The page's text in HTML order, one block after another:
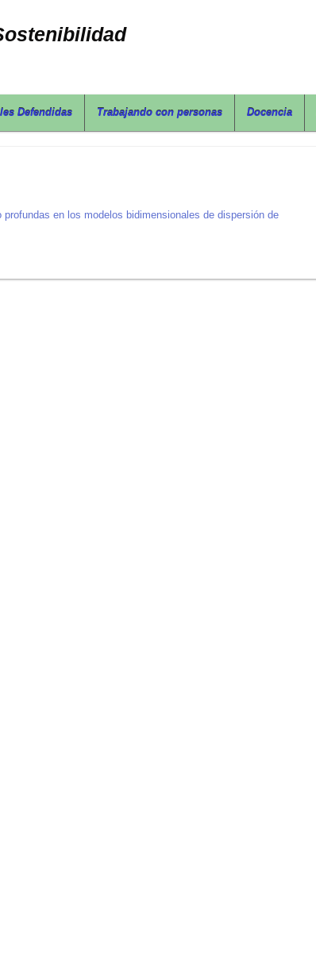
Defendidas Trabajando con personas Docencia
profundas en los modelos bidimensionales de dispersión de